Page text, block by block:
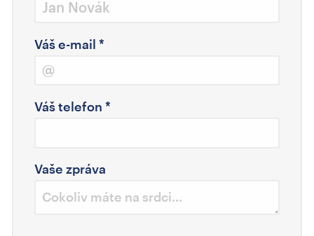
Váš e-mail *
Váš telefon *
Vaše zpráva